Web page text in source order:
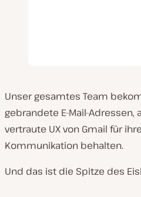
Unser gesamtes Team
gebrandete E-Mail-
vertraute UX von Gmail für
Kommunikation behalten.
Und das ist die Spitze des